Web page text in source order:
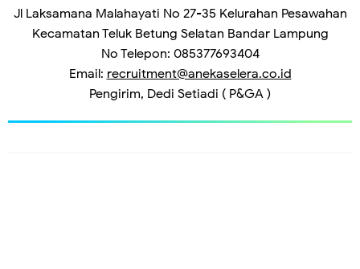
Jl Laksamana Malahayati No 27-35 Kelurahan Pesawahan
Kecamatan Teluk Betung Selatan Bandar Lampung
No Telepon: 085377693404
Email: recruitment@anekaselera.co.id
Pengirim, Dedi Setiadi ( P&GA )